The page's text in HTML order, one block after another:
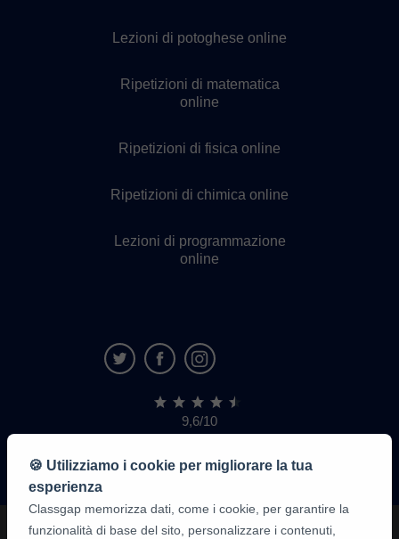
Lezioni di potoghese online
Ripetizioni di matematica
online
Ripetizioni di fisica online
Ripetizioni di chimica online
Lezioni di programmazione
online
9,6/10
1.339.284
recensioni
di
alunni
🍪 Utilizziamo i cookie per migliorare la tua
esperienza
Classgap memorizza dati, come i cookie, per garantire la
funzionalità di base del sito, personalizzare i contenuti,